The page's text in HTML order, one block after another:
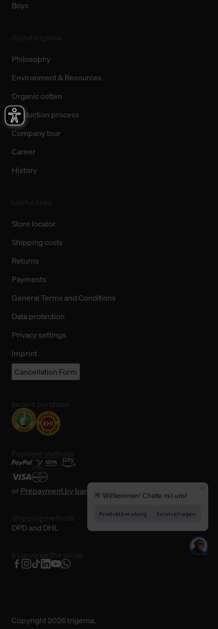
Boys
Philosophy
Environment & Resources
Organic cotten
Production process
Company tour
Career
History
Store locator
Shipping costs
Returns
Payments
General Terms and Conditions
Data protection
Privacy settings
Imprint
Cancellation Form
orPrepayment by bank transfer
DPD and DHL
Copyright 2026 trigema.